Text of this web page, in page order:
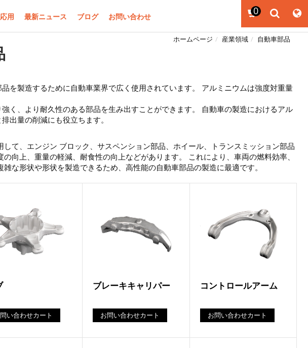
0
応用 最新ニュース ブログ お問い合わせ
ホームページ 産業領域 自動車部品
を製造するために自動車業界で広く使用されています。 アルミニウムは強度対重量
く、より耐久性のある部品を生み出すことができます。 自動車の製造におけるアル
出量の削減にも役立ちます。
て、エンジン ブロック、サスペンション部品、ホイール、トランスミッション部品
向上、重量の軽減、耐食性の向上などがあります。 これにより、車両の燃料効率、
な形状や形状を製造できるため、高性能の自動車部品の製造に最適です。
い合わせカート
ブレーキキャリパー
お問い合わせカート
コントロールアーム
お問い合わせカート